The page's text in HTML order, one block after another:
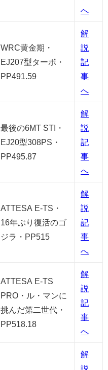
へ
WRC黄金期・
EJ207型ターボ・
PP491.59
解
説
記
事
へ
最後の6MT STI・
EJ20型308PS・
PP495.87
解
説
記
事
へ
ATTESA E-TS・
16年ぶり復活のゴ
ジラ・PP515
解
説
記
事
へ
ATTESA E-TS
PRO・ル・マンに
挑んだ第二世代・
PP518.18
解
説
記
事
へ
解